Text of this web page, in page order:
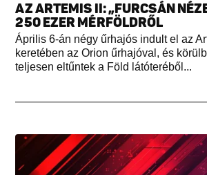
AZ ARTEMIS II: „FURCSÁN
250 EZER MÉRFÖLDRŐL
Április 6-án négy űrhajós indult el az
keretében az Orion űrhajóval, és
teljesen eltűntek a Föld látóteréből...